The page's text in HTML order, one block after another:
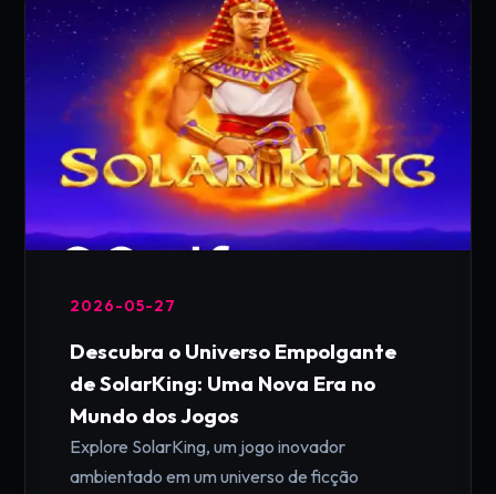
2026-05-27
Descubra o Universo Empolgante
de SolarKing: Uma Nova Era no
Mundo dos Jogos
Explore SolarKing, um jogo inovador
ambientado em um universo de ficção